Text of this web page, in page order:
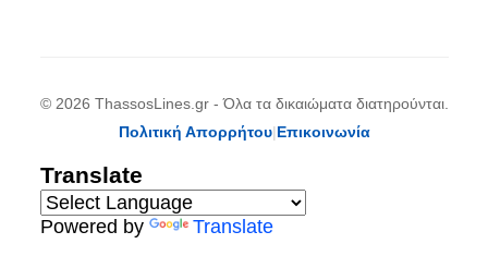
© 2026 ThassosLines.gr - Όλα τα δικαιώματα διατηρούνται.
Πολιτική Απορρήτου|Επικοινωνία
Translate
Powered by Translate